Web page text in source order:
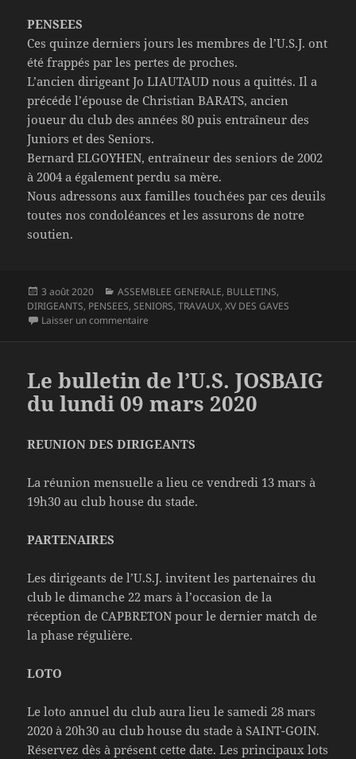
PENSEES
Ces quinze derniers jours les membres de l’U.S.J. ont
été frappés par les pertes de proches.
L’ancien dirigeant Jo LIAUTAUD nous a quittés. Il a
précédé l’épouse de Christian BARATS, ancien
joueur du club des années 80 puis entraîneur des
Juniors et des Seniors.
Bernard ELGOYHEN, entraîneur des seniors de 2002
à 2004 a également perdu sa mère.
Nous adressons aux familles touchées par ces deuils
toutes nos condoléances et les assurons de notre
soutien.
Publié
le
3 août 2020 Catégories
ASSEMBLEE GENERALE, BULLETINS,
DIRIGEANTS, PENSEES,SENIORS,TRAVAUX,XV DES GAVES
Laisser un commentaire
Le bulletin de l’U.S. JOSBAIG
du lundi 09 mars 2020
REUNION DES DIRIGEANTS
La réunion mensuelle a lieu ce vendredi 13 mars à
19h30 au club house du stade.
PARTENAIRES
Les dirigeants de l’U.S.J. invitent les partenaires du
club le dimanche 22 mars à l’occasion de la
réception de CAPBRETON pour le dernier match de
la phase régulière.
LOTO
Le loto annuel du club aura lieu le samedi 28 mars
2020 à 20h30 au club house du stade à SAINT-GOIN.
Réservez dès à présent cette date. Les principaux lots